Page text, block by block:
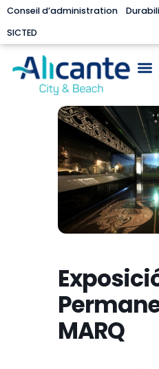
Conseil d’administration
SICTED
MARQ